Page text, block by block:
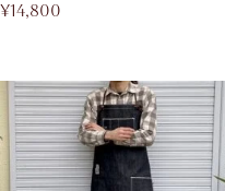
¥14,800